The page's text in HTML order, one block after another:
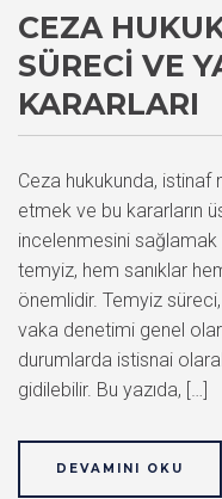
CEZA
SÜRECI VE
KARARLARI
Ceza hukukunda, istinaf
etmek ve bu kararların
incelenmesini sağlamak
temyiz, hem sanıklar
önemlidir. Temyiz
vaka denetimi genel
durumlarda istisnai
gidilebilir. Bu yazıda, […]
DEVAMINI OKU